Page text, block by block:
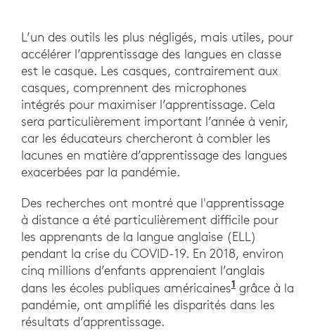
L’un des outils les plus négligés, mais utiles, pour
accélérer l’apprentissage des langues en classe
est le casque. Les casques, contrairement aux
casques, comprennent des microphones
intégrés pour maximiser l’apprentissage. Cela
sera particulièrement important l’année à venir,
car les éducateurs chercheront à combler les
lacunes en matière d’apprentissage des langues
exacerbées par la pandémie.
Des recherches ont montré que l'apprentissage
à distance a été particulièrement difficile pour
les apprenants de la langue anglaise (ELL)
pendant la crise du COVID-19. En 2018, environ
cinq millions d’enfants apprenaient l’anglais
dans les écoles publiques américaines1 . Apprenez-
grâce à la
pandémie, ont amplifié les disparités dans les
résultats d’apprentissage.